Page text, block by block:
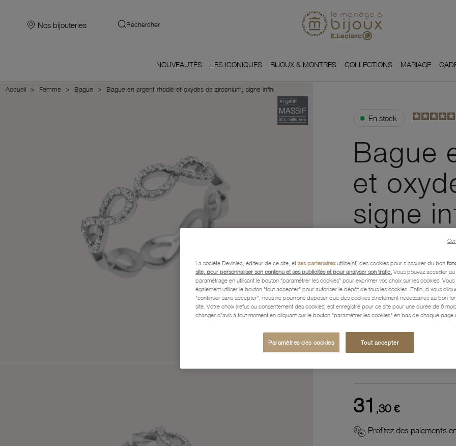
Nos bijouteries Rechercher
NOUVEAUTÉS LES ICONIQUES BIJOUX & MONTRES COLLECTIONS MARIAGE
Accueil Femme Bague Bague en argent rhodié et oxydes de zirconium, signe infini
● En stock
Bague
et
signe
Description
31 ,30 €
Profitez des paiements
La société Devinlec, éditeur de ce site, et ses partenairesutilise(nt) des cookies pour s'assurer du bon
site, pour personnaliser son contenu et ses publicités et pour analyser son trafic. Vous pouvez accéder
paramétrage en utilisant le bouton “paramétrer les cookies” pour exprimer vos choix sur les cookies. Vous
également utiliser le bouton "tout accepter" pour autoriser le dépôt de tous les cookies. Enfin, si vous
"continuer sans accepter", nous ne pourrons déposer que des cookies strictement nécessaires au bon
site. Votre choix (refus ou consentement des cookies) est enregistré pour ce site pour une durée de 6
changer d'avis à tout moment en cliquant sur le bouton "paramétrer les cookies" en bas de chaque page
Paramètres des cookies Tout accepter